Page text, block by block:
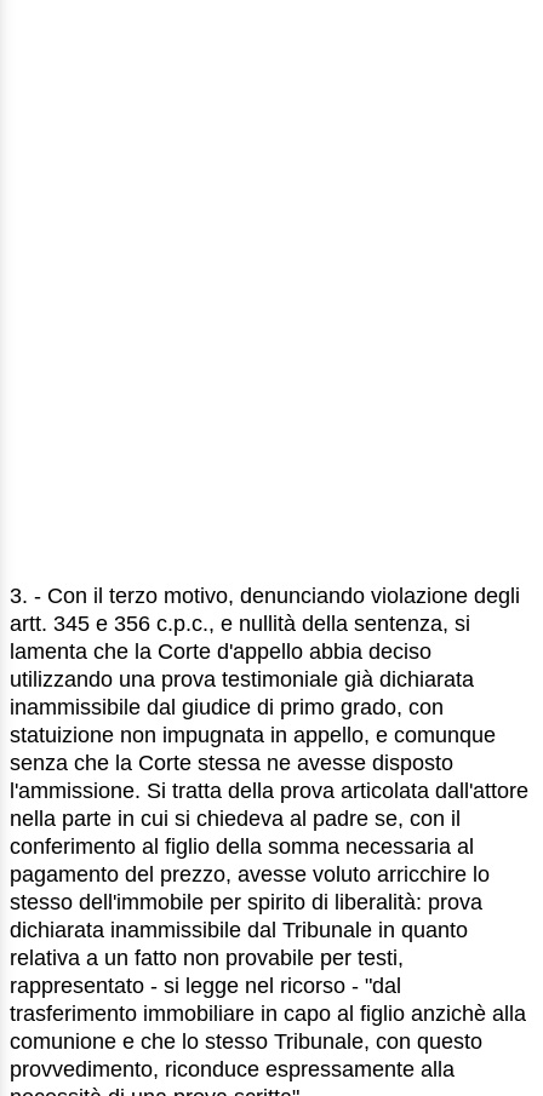
3. - Con il terzo motivo, denunciando violazione degli
artt. 345 e 356 c.p.c., e nullità della sentenza, si
lamenta che la Corte d'appello abbia deciso
utilizzando una prova testimoniale già dichiarata
inammissibile dal giudice di primo grado, con
statuizione non impugnata in appello, e comunque
senza che la Corte stessa ne avesse disposto
l'ammissione. Si tratta della prova articolata dall'attore
nella parte in cui si chiedeva al padre se, con il
conferimento al figlio della somma necessaria al
pagamento del prezzo, avesse voluto arricchire lo
stesso dell'immobile per spirito di liberalità: prova
dichiarata inammissibile dal Tribunale in quanto
relativa a un fatto non provabile per testi,
rappresentato - si legge nel ricorso - "dal
trasferimento immobiliare in capo al figlio anzichè alla
comunione e che lo stesso Tribunale, con questo
provvedimento, riconduce espressamente alla